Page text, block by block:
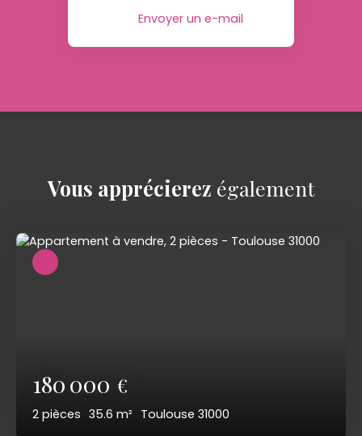
Envoyer un e-mail
Vous apprécierez également
180 000 €
2 pièces 35.6 m² Toulouse 31000